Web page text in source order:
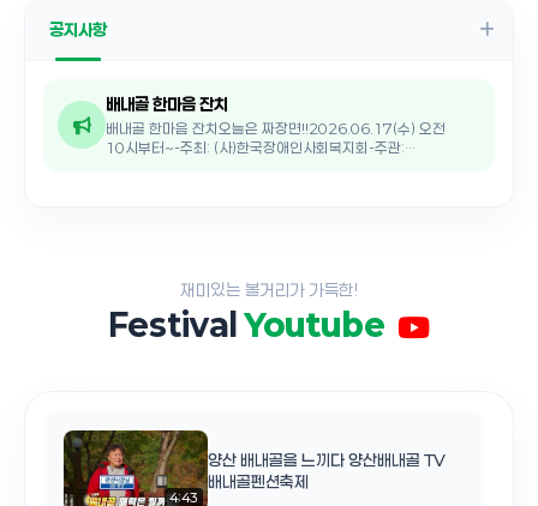
공지사항
배내골 한마음 잔치
배내골 한마음 잔치오늘은 짜장면!!2026.06.17(수) 오전
10시부터~-주최: (사)한국장애인사회복지회-주관:
재미있는 볼거리가 가득한!
FestivalYoutube
4:43
양산 배내골을 느끼다 양산배내골 TV
배내골펜션축제